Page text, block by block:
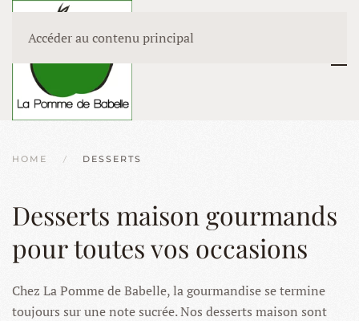
Accéder au contenu principal
HOME DESSERTS
Desserts maison gourmands
pour toutes vos occasions
Chez La Pomme de Babelle, la gourmandise se termine
toujours sur une note sucrée. Nos desserts maison sont